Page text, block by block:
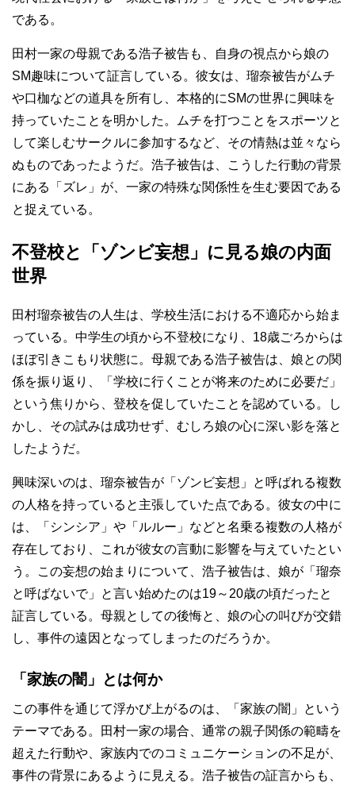
である。
田村一家の母親である浩子被告も、自身の視点から娘の
SM趣味について証言している。彼女は、瑠奈被告がムチ
や口枷などの道具を所有し、本格的にSMの世界に興味を
持っていたことを明かした。ムチを打つことをスポーツと
して楽しむサークルに参加するなど、その情熱は並々なら
ぬものであったようだ。浩子被告は、こうした行動の背景
にある「ズレ」が、一家の特殊な関係性を生む要因である
と捉えている。
不登校と「ゾンビ妄想」に見る娘の内面
世界
田村瑠奈被告の人生は、学校生活における不適応から始ま
っている。中学生の頃から不登校になり、18歳ごろからは
ほぼ引きこもり状態に。母親である浩子被告は、娘との関
係を振り返り、「学校に行くことが将来のために必要だ」
という焦りから、登校を促していたことを認めている。し
かし、その試みは成功せず、むしろ娘の心に深い影を落と
したようだ。
興味深いのは、瑠奈被告が「ゾンビ妄想」と呼ばれる複数
の人格を持っていると主張していた点である。彼女の中に
は、「シンシア」や「ルルー」などと名乗る複数の人格が
存在しており、これが彼女の言動に影響を与えていたとい
う。この妄想の始まりについて、浩子被告は、娘が「瑠奈
と呼ばないで」と言い始めたのは19～20歳の頃だったと
証言している。母親としての後悔と、娘の心の叫びが交錯
し、事件の遠因となってしまったのだろうか。
「家族の闇」とは何か
この事件を通じて浮かび上がるのは、「家族の闇」という
テーマである。田村一家の場合、通常の親子関係の範疇を
超えた行動や、家族内でのコミュニケーションの不足が、
事件の背景にあるように見える。浩子被告の証言からも、